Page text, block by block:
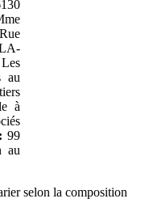
Les
au
à
99
au
selon la composition